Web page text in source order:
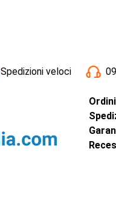
Spedizioni veloci